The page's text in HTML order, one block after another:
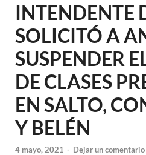
INTENDENTE
SOLICITÓ A
SUSPENDER
DE CLASES
EN SALTO,
Y BELÉN
4 mayo, 2021 - Dejar un comentario